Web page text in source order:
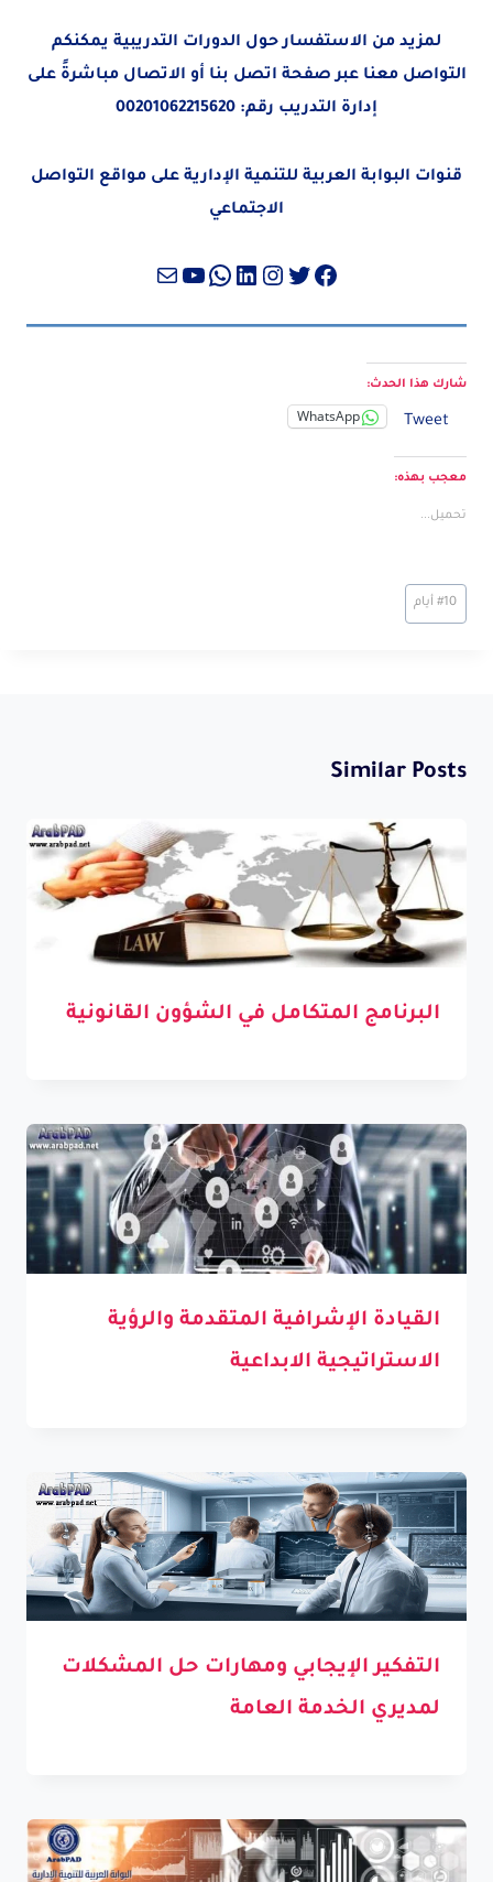
لمزيد من الاستفسار حول الدورات التدريبية يمكنكم
التواصل معنا عبر صفحة اتصل بنا أو الاتصال مباشرةً على
إدارة التدريب رقم: 00201062215620
قنوات البوابة العربية للتنمية الإدارية على مواقع التواصل
الاجتماعي
فيسبوك
تويترإنستجرام
لينكد إن واتساب
يوتيوب
بريد
شارك هذا الحدث:
Tweet
WhatsApp
معجب بهذه:
تحميل...
Post
Tags:
#10 أيام
Similar Posts
البرنامج المتكامل في الشؤون القانونية
القيادة الإشرافية المتقدمة والرؤية
الاستراتيجية الابداعية
التفكير الإيجابي ومهارات حل المشكلات
لمديري الخدمة العامة